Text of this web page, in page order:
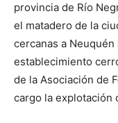
provincia de Río
el matadero de la
cercanas a
establecimiento
de la Asociación de
cargo la explotación